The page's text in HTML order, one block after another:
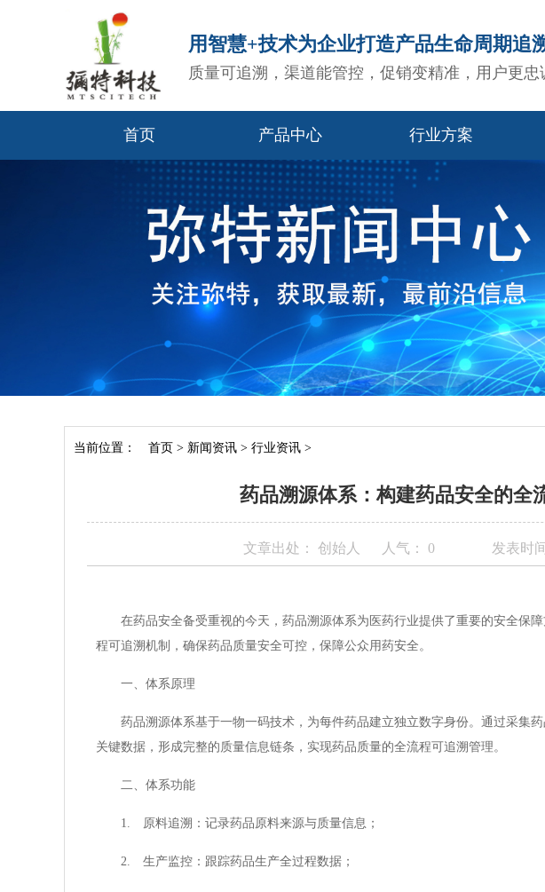
用智慧+技术为企业打造产品生命周期追
质量可追溯，渠道能管控，促销变精准，用户更忠
首页 产品中心 行业方案
当前位置： 首页 > 新闻资讯 > 行业资讯 >
药品溯源体系：构建药品安全的全
文章出处： 创始人 人气： 0 发表时
在药品安全备受重视的今天，药品溯源体系为医药行业提供了重要的安全保
程可追溯机制，确保药品质量安全可控，保障公众用药安全。
一、体系原理
药品溯源体系基于一物一码技术，为每件药品建立独立数字身份。通过采集
关键数据，形成完整的质量信息链条，实现药品质量的全流程可追溯管理。
二、体系功能
1. 原料追溯：记录药品原料来源与质量信息；
2. 生产监控：跟踪药品生产全过程数据；